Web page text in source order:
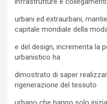
urbani ed extraurbani,
capitale mondiale della
e del design, incrementa la
urbanistico ha
dimostrato di saper
rigenerazione del tessuto